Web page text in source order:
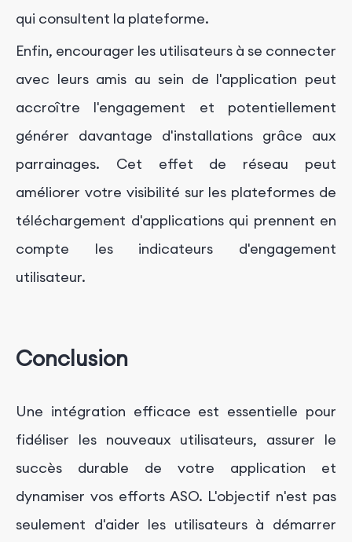
qui consultent la plateforme.
Enfin, encourager les utilisateurs à se connecter
avec leurs amis au sein de l'application peut
accroître l'engagement et potentiellement
générer davantage d'installations grâce aux
parrainages. Cet effet de réseau peut
améliorer votre visibilité sur les plateformes de
téléchargement d'applications qui prennent en
compte les indicateurs d'engagement
utilisateur.
Conclusion
Une intégration efficace est essentielle pour
fidéliser les nouveaux utilisateurs, assurer le
succès durable de votre application et
dynamiser vos efforts ASO. L'objectif n'est pas
seulement d'aider les utilisateurs à démarrer